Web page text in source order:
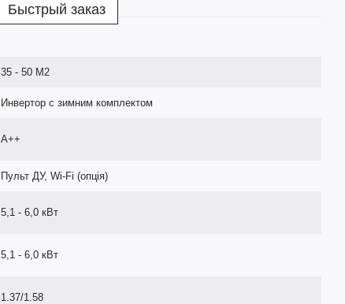
Быстрый заказ
35 - 50 М2
Инвертор с зимним комплектом
A++
Пульт ДУ, Wi-Fi (опція)
5,1 - 6,0 кВт
5,1 - 6,0 кВт
1.37/1.58